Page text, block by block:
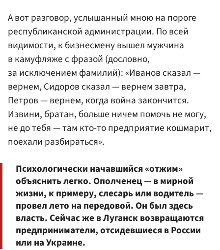
А вот разговор, услышанный мною на пороге
республиканской администрации. По всей
видимости, к бизнесмену вышел мужчина
в камуфляже с фразой (дословно,
за исключением фамилий): «Иванов сказал —
вернем, Сидоров сказал — вернем завтра,
Петров — вернем, когда война закончится.
Извини, братан, больше ничем помочь не могу,
не до тебя — там кто-то предприятие кошмарит,
поехали разбираться».
Психологически начавшийся «отжим»
объяснить легко. Ополченец — в мирной
жизни, к примеру, слесарь или водитель —
провел лето на передовой. Он был здесь
власть. Сейчас же в Луганск возвращаются
предприниматели, отсидевшиеся в России
или на Украине.